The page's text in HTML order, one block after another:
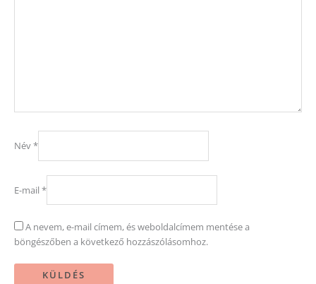
Név*
E-mail *
A nevem, e-mail címem, és weboldalcímem mentése a
böngészőben a következő hozzászólásomhoz.